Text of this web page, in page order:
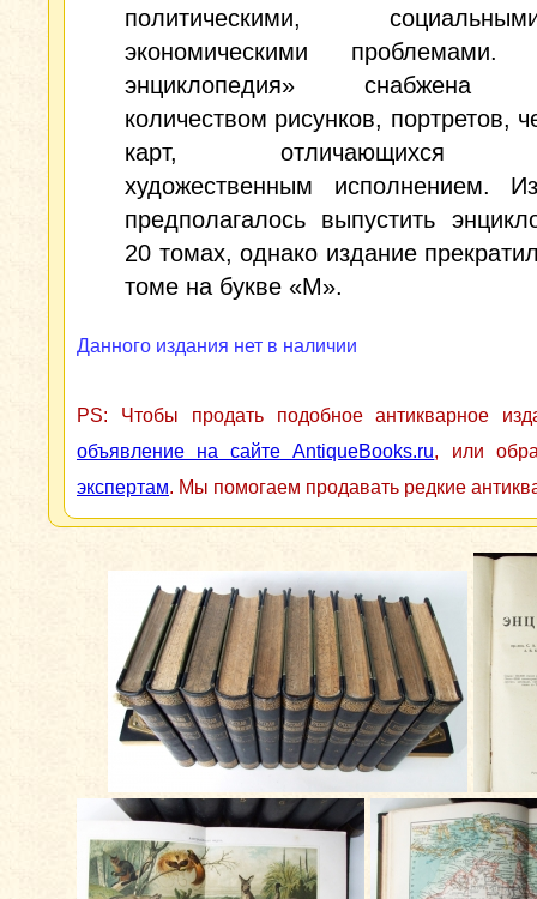
политическими,
экономическими проблемами.
энциклопедия» снабжена
количеством рисунков, портретов,
карт, отличающихся
художественным исполнением.
предполагалось выпустить
20 томах, однако издание
томе на букве «М».
Данного издания нет в наличии
PS: Чтобы продать подобное антикварное
объявление на сайте AntiqueBooks.ru, или
экспертам. Мы помогаем продавать редкие